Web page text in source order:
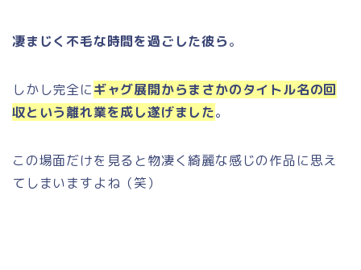
凄まじく不毛な時間を過ごした彼ら。
しかし完全にギャグ展開からまさかのタイトル名の回
収という離れ業を成し遂げました。
この場面だけを見ると物凄く綺麗な感じの作品に思え
てしまいますよね（笑）